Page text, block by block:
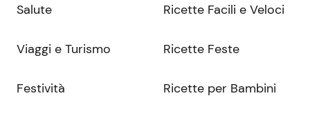
Salute
Viaggi e Turismo
Festività
Ricette Facili e Veloci
Ricette Feste
Ricette per Bambini